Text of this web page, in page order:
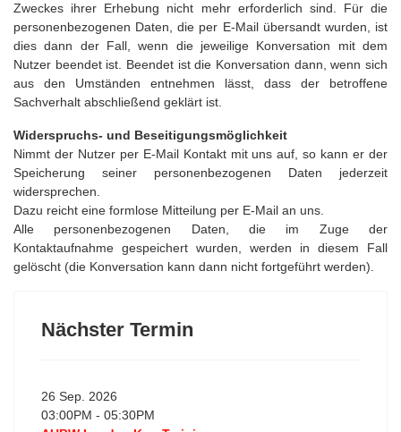
Zweckes ihrer Erhebung nicht mehr erforderlich sind. Für die
personenbezogenen Daten, die per E-Mail übersandt wurden, ist
dies dann der Fall, wenn die jeweilige Konversation mit dem
Nutzer beendet ist. Beendet ist die Konversation dann, wenn sich
aus den Umständen entnehmen lässt, dass der betroffene
Sachverhalt abschließend geklärt ist.
Widerspruchs- und Beseitigungsmöglichkeit
Nimmt der Nutzer per E-Mail Kontakt mit uns auf, so kann er der
Speicherung seiner personenbezogenen Daten jederzeit
widersprechen.
Dazu reicht eine formlose Mitteilung per E-Mail an uns.
Alle personenbezogenen Daten, die im Zuge der
Kontaktaufnahme gespeichert wurden, werden in diesem Fall
gelöscht (die Konversation kann dann nicht fortgeführt werden).
Nächster Termin
26 Sep. 2026
03:00PM - 05:30PM